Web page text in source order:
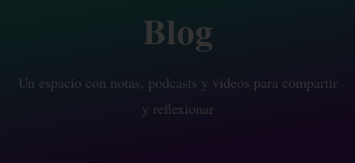
Blog
Un espacio con notas, podcasts y videos para compartir
y reflexionar